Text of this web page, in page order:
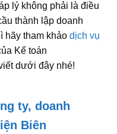
lý không phải là điều
thành lập doanh
hãy tham khảo dịch vụ
Kế toán
dưới đây nhé!
ty, doanh
Biên